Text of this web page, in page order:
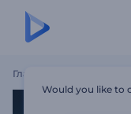
Главная
Would you like to